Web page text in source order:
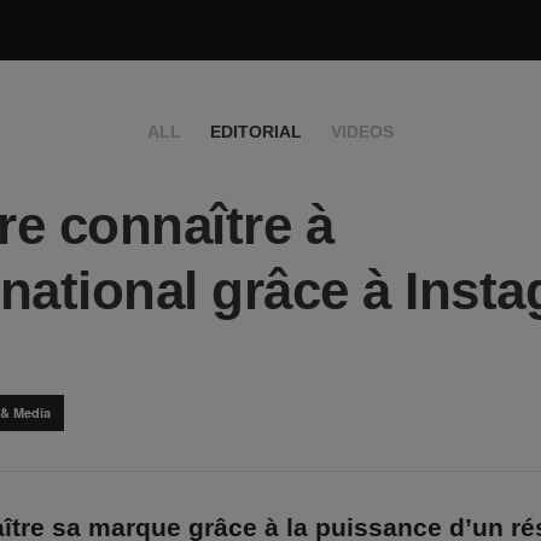
ALL EDITORIAL VIDEOS
connaître à
grâce à
Media
sa marque grâce à la puissance d’un